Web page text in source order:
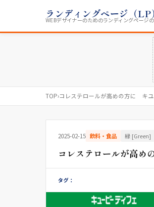
ランディングページ（LP
WEBデザイナーのためのランディングページ
TOP›コレステロールが高めの方に キ
2025-02-15 飲料・食品 緑 [Green]
コレステロールが高め
タグ：